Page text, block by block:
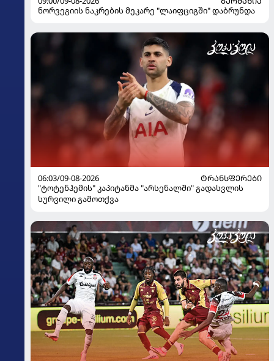
ნორვეგიის ნაკრების მეკარე "ლაიფციგში" დაბრუნდა
06:03/09-08-2026
ᲢᲠᲐᲜᲡᲤᲔᲠᲔᲑᲘ
"ტოტენჰემის" კაპიტანმა "არსენალში" გადასვლის
სურვილი გამოთქვა